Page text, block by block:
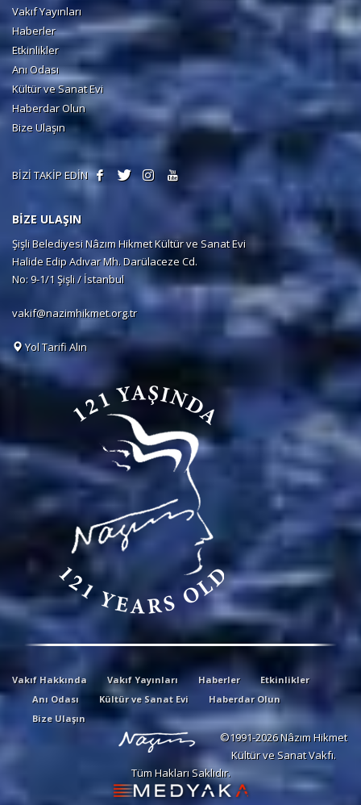
Vakıf Yayınları
Haberler
Etkinlikler
Anı Odası
Kültür ve Sanat Evi
Haberdar Olun
Bize Ulaşın
BİZİ TAKİP EDİN
BİZE ULAŞIN
Şişli Belediyesi Nâzım Hikmet Kültür ve Sanat Evi
Halide Edip Adıvar Mh. Darülaceze Cd.
No: 9-1/1 Şişli / İstanbul
vakif@nazimhikmet.org.tr
Yol Tarifi Alın
Vakıf Hakkında Vakıf Yayınları Haberler
Etkinlikler
Anı Odası
Kültür ve Sanat Evi
Haberdar Olun
Bize Ulaşın
©1991-2026 Nâzım Hikmet
Kültür ve Sanat Vakfı.
Tüm Hakları Saklıdır.